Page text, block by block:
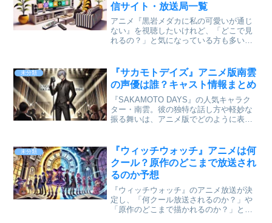
信サイト・放送局一覧
アニメ『黒岩メダカに私の可愛いが通じ
ない』を視聴したいけれど、「どこで見
れるの？」と気になっている方も多いの
スでも視聴可能です。この記事では、
『黒岩メダカに私の可愛いが...
未分類
『サカモトデイズ』アニメ版南雲
の声優は誰？キャスト情報まとめ
『SAKAMOTO DAYS』の人気キャラク
ター・南雲。彼の独特な話し方や軽妙な
振る舞いは、アニメ版でどのように表現
報はまだ発表されていません。では、南
雲の声を担当す...
未分類
『ウィッチウォッチ』アニメは何
クール？原作のどこまで放送され
るのか予想
『ウィッチウォッチ』のアニメ放送が決
定し、「何クール放送されるのか？」や
「原作のどこまで描かれるのか？」とい